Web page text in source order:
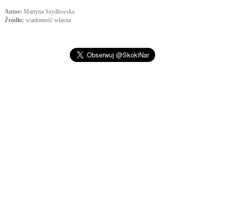
Autor: Martyna Szydłowska
Źródło: wiadomość własna